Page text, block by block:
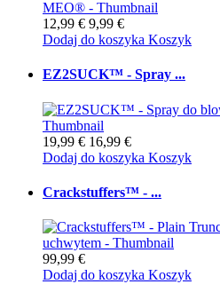
12,99 € 9,99 €
Dodaj do koszyka Koszyk
EZ2SUCK™ - Spray ...
19,99 € 16,99 €
Dodaj do koszyka Koszyk
Crackstuffers™ - ...
99,99 €
Dodaj do koszyka Koszyk